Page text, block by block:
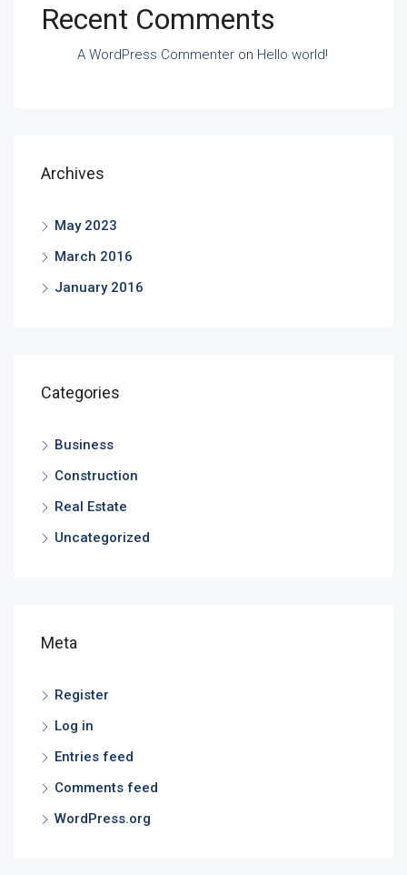
Recent Comments
A WordPress Commenter on Hello world!
Archives
May 2023
March 2016
January 2016
Categories
Business
Construction
Real Estate
Uncategorized
Meta
Register
Log in
Entries feed
Comments feed
WordPress.org